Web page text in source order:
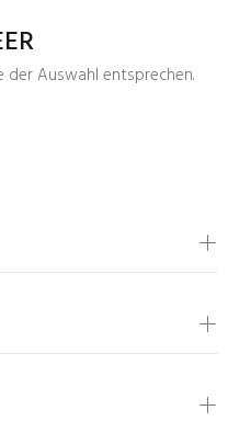
der Auswahl entsprechen.